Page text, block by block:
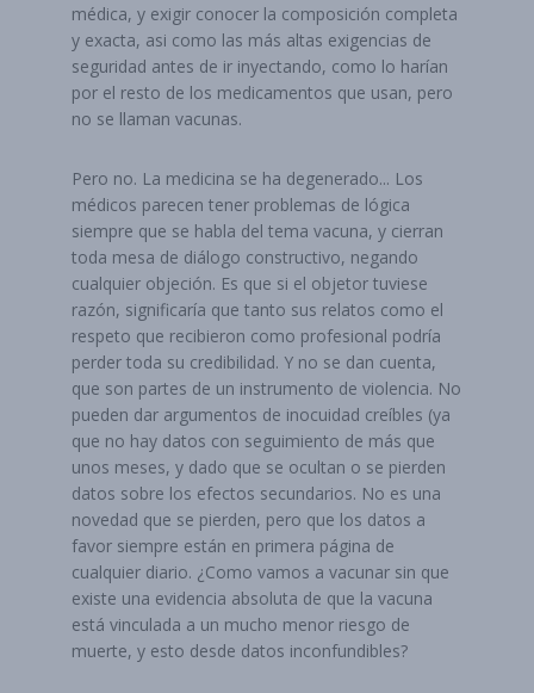
médica, y exigir conocer la composición completa
y exacta, asi como las más altas exigencias de
seguridad antes de ir inyectando, como lo harían
por el resto de los medicamentos que usan, pero
no se llaman vacunas.
Pero no. La medicina se ha degenerado... Los
médicos parecen tener problemas de lógica
siempre que se habla del tema vacuna, y cierran
toda mesa de diálogo constructivo, negando
cualquier objeción. Es que si el objetor tuviese
razón, significaría que tanto sus relatos como el
respeto que recibieron como profesional podría
perder toda su credibilidad. Y no se dan cuenta,
que son partes de un instrumento de violencia. No
pueden dar argumentos de inocuidad creíbles (ya
que no hay datos con seguimiento de más que
unos meses, y dado que se ocultan o se pierden
datos sobre los efectos secundarios. No es una
novedad que se pierden, pero que los datos a
favor siempre están en primera página de
cualquier diario. ¿Como vamos a vacunar sin que
existe una evidencia absoluta de que la vacuna
está vinculada a un mucho menor riesgo de
muerte, y esto desde datos inconfundibles?